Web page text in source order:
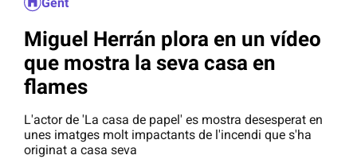
Miguel Herrán plora en un vídeo
que mostra la seva casa en
flames
L'actor de 'La casa de papel' es mostra desesperat en
unes imatges molt impactants de l'incendi que s'ha
originat a casa seva